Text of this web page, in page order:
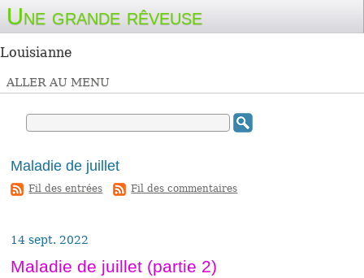
Une grande rêveuse
Louisianne
ALLER AU MENU
Maladie de juillet
Fil des entrées - Fil des commentaires
14 sept. 2022
Maladie de juillet (partie 2)